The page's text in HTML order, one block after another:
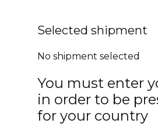
Selected shipment
No shipment selected
You must enter
in order to be
for your country